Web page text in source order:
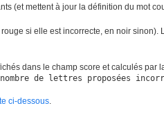
(et mettent à jour la définition du mot
si elle est incorrecte, en noir
dans le champ score et calculés par
de lettres proposées
ci-dessous.